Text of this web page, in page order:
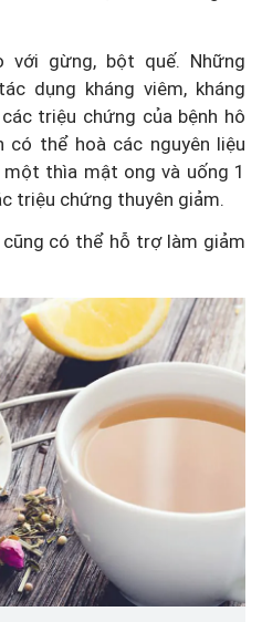
gừng, bột quế. Những
dụng kháng viêm, kháng
triệu chứng của bệnh hô
có thể hoà các nguyên liệu
thìa mật ong và uống 1
triệu chứng thuyên giảm.
có thể hỗ trợ làm giảm